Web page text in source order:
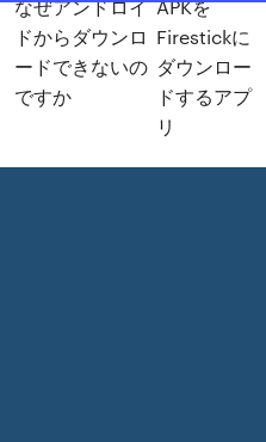
なぜアンドロイ
ドからダウンロ
ードできないの
ですか
APKを
Firestickに
ダウンロー
ドするアプ
リ